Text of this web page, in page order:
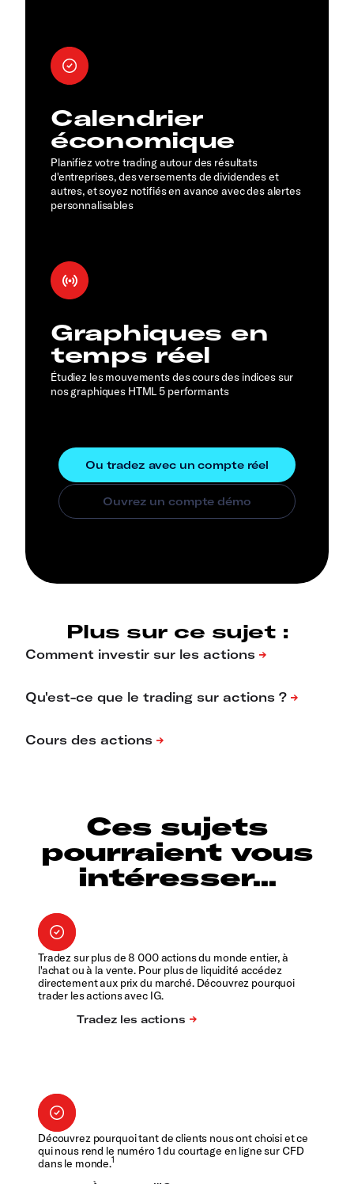
Calendrier
économique
Planifiez votre trading autour des résultats
d'entreprises, des versements de dividendes et
autres, et soyez notifiés en avance avec des alertes
personnalisables
Graphiques en
temps réel
Étudiez les mouvements des cours des indices sur
nos graphiques HTML 5 performants
Plus sur ce sujet :
Ces sujets
pourraient vous
intéresser...
Tradez sur plus de 8 000 actions du monde entier, à
l'achat ou à la vente. Pour plus de liquidité accédez
directement aux prix du marché. Découvrez pourquoi
trader les actions avec IG.
Découvrez pourquoi tant de clients nous ont choisi et ce
qui nous rend le numéro 1 du courtage en ligne sur CFD
dans le monde.1